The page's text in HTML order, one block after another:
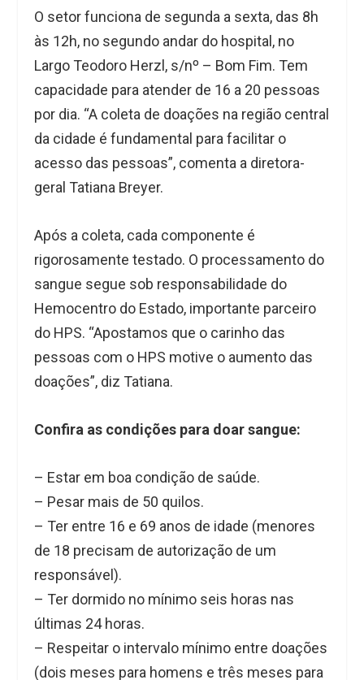
O setor funciona de segunda a sexta, das 8h
às 12h, no segundo andar do hospital, no
Largo Teodoro Herzl, s/nº – Bom Fim. Tem
capacidade para atender de 16 a 20 pessoas
por dia. “A coleta de doações na região central
da cidade é fundamental para facilitar o
acesso das pessoas”, comenta a diretora-
geral Tatiana Breyer.
Após a coleta, cada componente é
rigorosamente testado. O processamento do
sangue segue sob responsabilidade do
Hemocentro do Estado, importante parceiro
do HPS. “Apostamos que o carinho das
pessoas com o HPS motive o aumento das
doações”, diz Tatiana.
Confira as condições para doar sangue:
– Estar em boa condição de saúde.
– Pesar mais de 50 quilos.
– Ter entre 16 e 69 anos de idade (menores
de 18 precisam de autorização de um
responsável).
– Ter dormido no mínimo seis horas nas
últimas 24 horas.
– Respeitar o intervalo mínimo entre doações
(dois meses para homens e três meses para